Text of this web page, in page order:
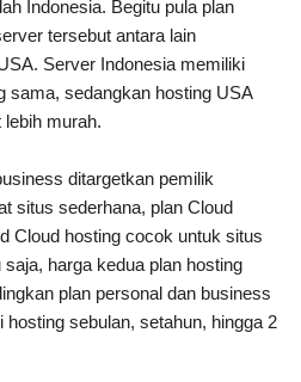
Indonesia. Begitu pula plan
tersebut antara lain
Server Indonesia memiliki
sama, sedangkan hosting USA
murah.
ditargetkan pemilik
situs sederhana, plan Cloud
Cloud hosting cocok untuk situs
harga kedua plan hosting
plan personal dan business
hosting sebulan, setahun, hingga 2